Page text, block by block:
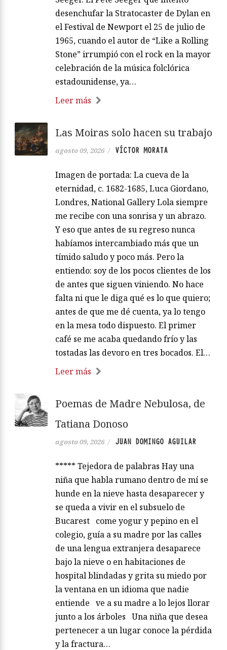
desenchufar la Stratocaster de Dylan en
el Festival de Newport el 25 de julio de
1965, cuando el autor de “Like a Rolling
Stone” irrumpió con el rock en la mayor
celebración de la música folclórica
estadounidense, ya…
Leer más
Las Moiras solo hacen su trabajo
agosto 09, 2026 / VÍCTOR MORATA
Imagen de portada: La cueva de la
eternidad, c. 1682-1685, Luca Giordano,
Londres, National Gallery Lola siempre
me recibe con una sonrisa y un abrazo.
Y eso que antes de su regreso nunca
habíamos intercambiado más que un
tímido saludo y poco más. Pero la
entiendo: soy de los pocos clientes de los
de antes que siguen viniendo. No hace
falta ni que le diga qué es lo que quiero;
antes de que me dé cuenta, ya lo tengo
en la mesa todo dispuesto. El primer
café se me acaba quedando frío y las
tostadas las devoro en tres bocados. El…
Leer más
Poemas de Madre Nebulosa, de
Tatiana Donoso
agosto 09, 2026 / JUAN DOMINGO AGUILAR
***** Tejedora de palabras Hay una
niña que habla rumano dentro de mí se
hunde en la nieve hasta desaparecer y
se queda a vivir en el subsuelo de
Bucarest come yogur y pepino en el
colegio, guía a su madre por las calles
de una lengua extranjera desaparece
bajo la nieve o en habitaciones de
hospital blindadas y grita su miedo por
la ventana en un idioma que nadie
entiende ve a su madre a lo lejos llorar
junto a los árboles Una niña que desea
pertenecer a un lugar conoce la pérdida
y la fractura…